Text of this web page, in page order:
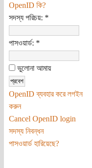
OpenID কি?
সদস্য পরিচয়: *
পাসওয়ার্ড: *
ভুলোনা আমায়
OpenID ব্যবহার করে লগইন
করুন
Cancel OpenID login
সদস্য নিবন্ধন
পাসওয়ার্ড হারিয়েছে?